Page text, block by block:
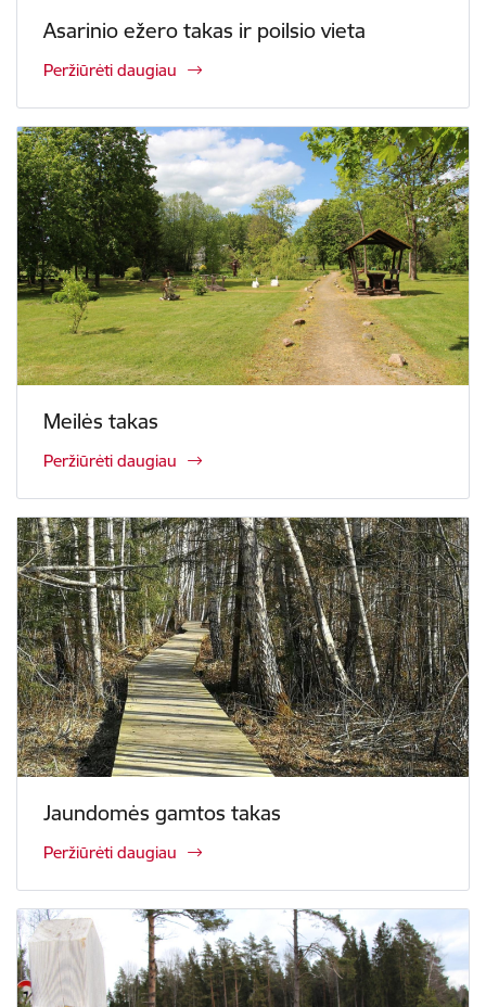
Asarinio ežero takas ir poilsio vieta
Peržiūrėti daugiau
Meilės takas
Peržiūrėti daugiau
Jaundomės gamtos takas
Peržiūrėti daugiau